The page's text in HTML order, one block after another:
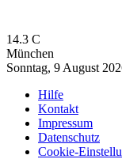
14.3 C
München
Sonntag, 9 August
Hilfe
Kontakt
Impressum
Datenschutz
Cookie-